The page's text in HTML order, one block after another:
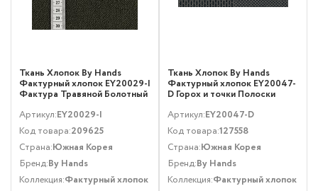
Ткань Хлопок By Hands
Фактурный хлопок EY20029-I
Фактура Травяной Болотный
Артикул:EY20029-I
Код товара:209625
Страна:Южная Корея
Бренд:By Hands
Коллекция:Фактурный хлопок
Ткань Хлопок By Hands
Фактурный хлопок EY20047-
D Горох и точки Полоски
Артикул:EY20047-D
Код товара:127558
Страна:Южная Корея
Бренд:By Hands
Коллекция:Фактурный хлопок